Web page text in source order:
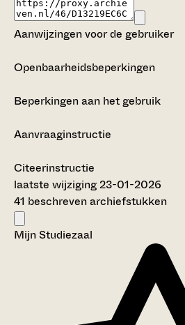
Aanwijzingen voor de gebruiker
Openbaarheidsbeperkingen
Beperkingen aan het gebruik
Aanvraaginstructie
Citeerinstructie
laatste wijziging 23-01-2026
41 beschreven archiefstukken
Mijn Studiezaal